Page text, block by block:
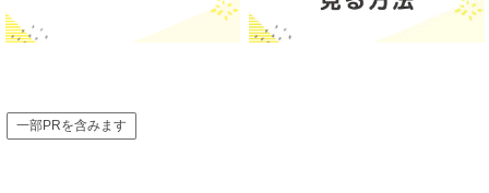
一部PRを含みます